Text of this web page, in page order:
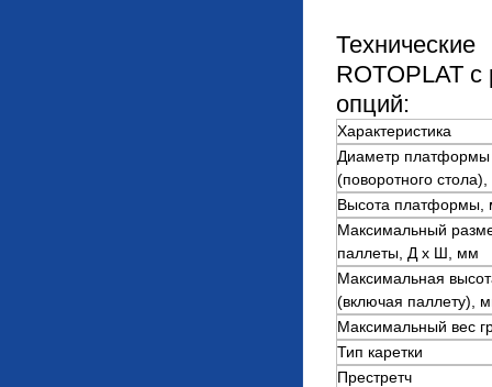
ROTOPLAT
опций:
Характеристика
Диаметр платформы
(поворотного
Высота платформы,
Максимальный
паллеты, Д х Ш, мм
Максимальная
(включая паллету),
Максимальный вес
Тип каретки
Престретч